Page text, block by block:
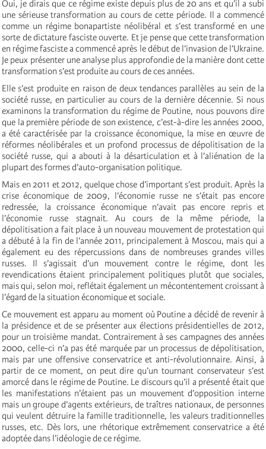
Oui, je dirais que ce régime existe depuis plus de 20 ans et qu’il a subi
une sérieuse transformation au cours de cette période. Il a commencé
comme un régime bonapartiste néolibéral et s’est transformé en une
sorte de dictature fasciste ouverte. Et je pense que cette transformation
en régime fasciste a commencé après le début de l’invasion de l’Ukraine.
Je peux présenter une analyse plus approfondie de la manière dont cette
transformation s’est produite au cours de ces années.
Elle s’est produite en raison de deux tendances parallèles au sein de la
société russe, en particulier au cours de la dernière décennie. Si nous
examinons la transformation du régime de Poutine, nous pouvons dire
que la première période de son existence, c’est-à-dire les années 2000,
a été caractérisée par la croissance économique, la mise en œuvre de
réformes néolibérales et un profond processus de dépolitisation de la
société russe, qui a abouti à la désarticulation et à l’aliénation de la
plupart des formes d’auto-organisation politique.
Mais en 2011 et 2012, quelque chose d’important s’est produit. Après la
crise économique de 2009, l’économie russe ne s’était pas encore
redressée, la croissance économique n’avait pas encore repris et
l’économie russe stagnait. Au cours de la même période, la
dépolitisation a fait place à un nouveau mouvement de protestation qui
a débuté à la fin de l’année 2011, principalement à Moscou, mais qui a
également eu des répercussions dans de nombreuses grandes villes
russes. Il s’agissait d’un mouvement contre le régime, dont les
revendications étaient principalement politiques plutôt que sociales,
mais qui, selon moi, reflétait également un mécontentement croissant à
l’égard de la situation économique et sociale.
Ce mouvement est apparu au moment où Poutine a décidé de revenir à
la présidence et de se présenter aux élections présidentielles de 2012,
pour un troisième mandat. Contrairement à ses campagnes des années
2000, celle-ci n’a pas été marquée par un processus de dépolitisation,
mais par une offensive conservatrice et anti-révolutionnaire. Ainsi, à
partir de ce moment, on peut dire qu’un tournant conservateur s’est
amorcé dans le régime de Poutine. Le discours qu’il a présenté était que
les manifestations n’étaient pas un mouvement d’opposition interne
mais un groupe d’agents extérieurs, de traîtres nationaux, de personnes
qui veulent détruire la famille traditionnelle, les valeurs traditionnelles
russes, etc. Dès lors, une rhétorique extrêmement conservatrice a été
adoptée dans l’idéologie de ce régime.